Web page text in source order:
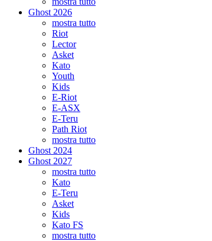
Ghost 2026
mostra tutto
Riot
Lector
Asket
Kato
Youth
Kids
E-Riot
E-ASX
E-Teru
Path Riot
mostra tutto
Ghost 2024
Ghost 2027
mostra tutto
Kato
E-Teru
Asket
Kids
Kato FS
mostra tutto